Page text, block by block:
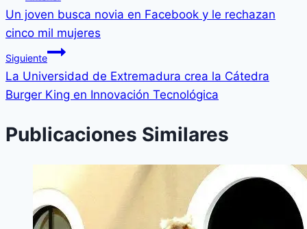
Un joven busca novia en Facebook y le rechazan
cinco mil mujeres
Siguiente
La Universidad de Extremadura crea la Cátedra
Burger King en Innovación Tecnológica
Publicaciones Similares